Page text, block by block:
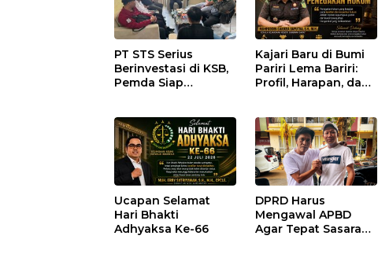
PT STS Serius
Berinvestasi di KSB,
Pemda Siap
Kepatuhan Regulasi
Kajari Baru di Bumi
Pariri Lema Bariri:
Profil, Harapan, dan
Ucapan Selamat
Hari Bhakti
Adhyaksa Ke-66
DPRD Harus
Mengawal APBD
Agar Tepat Sasaran